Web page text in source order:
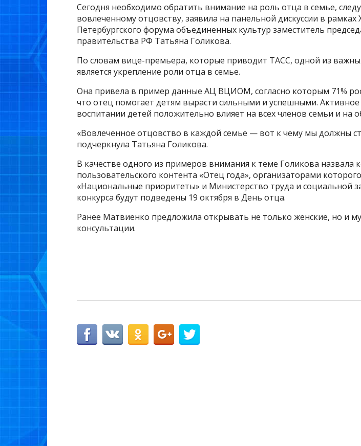
Сегодня необходимо обратить внимание на роль отца в семье,
вовлеченному отцовству, заявила на панельной дискуссии в рамках
Петербургского форума объединенных культур заместитель
правительства РФ Татьяна Голикова.
По словам вице-премьера, которые приводит ТАСС, одной из
является укрепление роли отца в семье.
Она привела в пример данные АЦ ВЦИОМ, согласно которым 71%
что отец помогает детям вырасти сильными и успешными. Активное
воспитании детей положительно влияет на всех членов семьи и на
«Вовлеченное отцовство в каждой семье — вот к чему мы должны
подчеркнула Татьяна Голикова.
В качестве одного из примеров внимания к теме Голикова назвала
пользовательского контента «Отец года», организаторами
«Национальные приоритеты» и Министерство труда и социальной
конкурса будут подведены 19 октября в День отца.
Ранее Матвиенко предложила открывать не только женские, но и
консультации.